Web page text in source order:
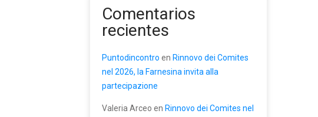
Comentarios
recientes
Puntodincontro en Rinnovo dei Comites
nel 2026, la Farnesina invita alla
partecipazione
Valeria Arceo en Rinnovo dei Comites nel